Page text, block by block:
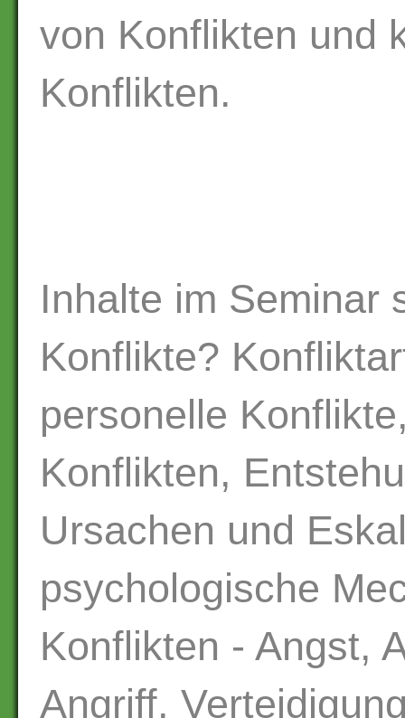
von Konflikten und
Konflikten.
Inhalte im Seminar
Konflikte?
personelle
Konflikten,
Ursachen und
psychologische
Konflikten - Angst,
Angriff,